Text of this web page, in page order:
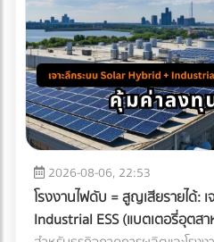
2026-08-06, 22:53
โรงงานไฟดับ = สูญเสียรายได้:
Industrial ESS (แบตเตอรี่อุตส